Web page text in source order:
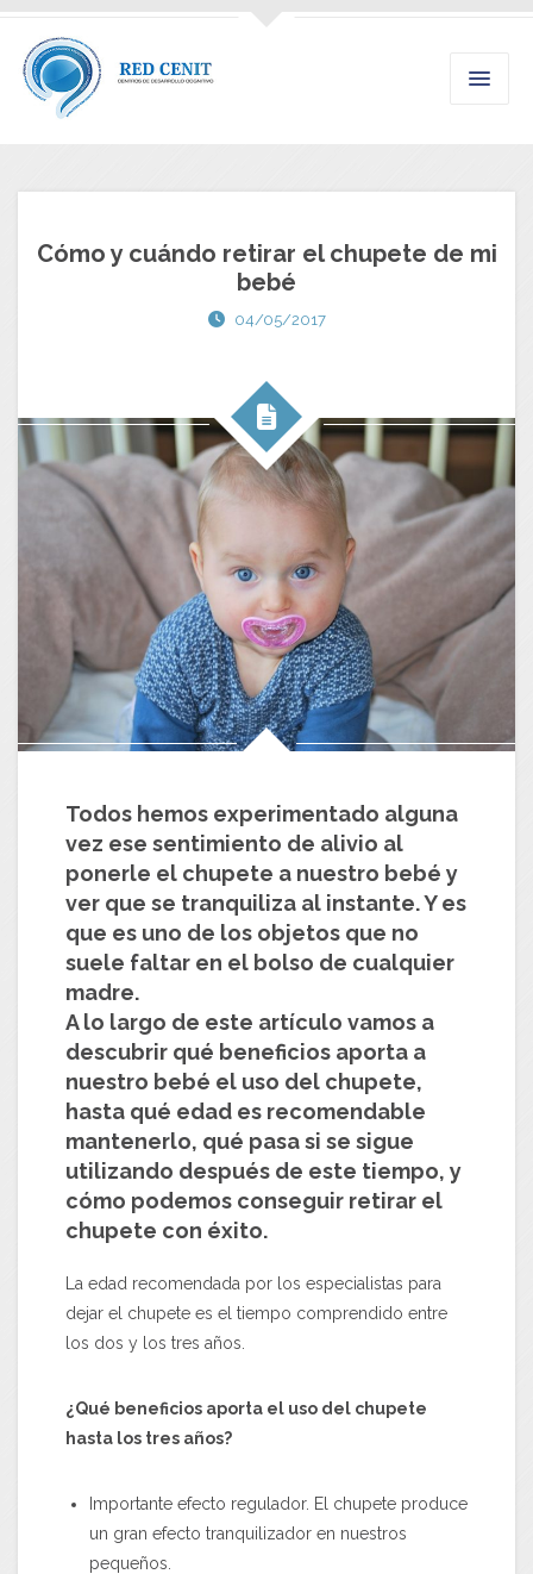
Cómo y cuándo retirar el chupete de mi
bebé
04/05/2017
Todos hemos experimentado alguna
vez ese sentimiento de alivio al
ponerle el chupete a nuestro bebé y
ver que se tranquiliza al instante. Y es
que es uno de los objetos que no
suele faltar en el bolso de cualquier
madre.
A lo largo de este artículo vamos a
descubrir qué beneficios aporta a
nuestro bebé el uso del chupete,
hasta qué edad es recomendable
mantenerlo, qué pasa si se sigue
utilizando después de este tiempo, y
cómo podemos conseguir retirar el
chupete con éxito.
La edad recomendada por los especialistas para
dejar el chupete es el tiempo comprendido entre
los dos y los tres años.
¿Qué beneficios aporta el uso del chupete
hasta los tres años?
Importante efecto regulador. El chupete produce
un gran efecto tranquilizador en nuestros
pequeños.